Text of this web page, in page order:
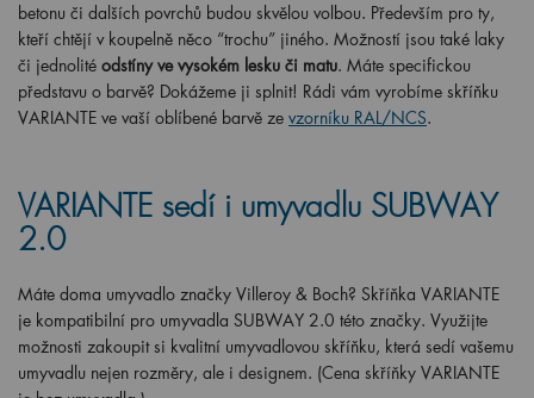
betonu či dalších povrchů budou skvělou volbou. Především pro ty,
kteří chtějí v koupelně něco “trochu” jiného. Možností jsou také laky
či jednolité odstíny ve vysokém lesku či matu. Máte specifickou
představu o barvě? Dokážeme ji splnit! Rádi vám vyrobíme skříňku
VARIANTE ve vaší oblíbené barvě ze vzorníku RAL/NCS.
VARIANTE sedí i umyvadlu SUBWAY
2.0
Máte doma umyvadlo značky Villeroy & Boch? Skříňka VARIANTE
je kompatibilní pro umyvadla SUBWAY 2.0 této značky. Využijte
možnosti zakoupit si kvalitní umyvadlovou skříňku, která sedí vašemu
umyvadlu nejen rozměry, ale i designem. (Cena skříňky VARIANTE